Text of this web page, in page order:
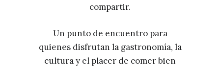
compartir.
Un punto de encuentro para
quienes disfrutan la gastronomía, la
cultura y el placer de comer bien